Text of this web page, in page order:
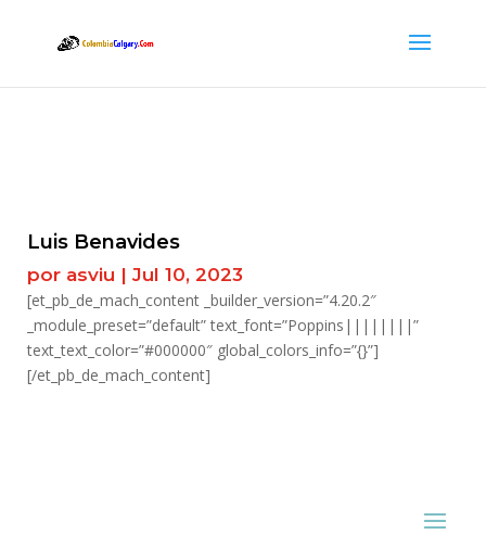
Luis Benavides
por asviu | Jul 10, 2023
[et_pb_de_mach_content _builder_version=”4.20.2″
_module_preset=”default” text_font=”Poppins||||||||”
text_text_color=”#000000″ global_colors_info=”{}”]
[/et_pb_de_mach_content]